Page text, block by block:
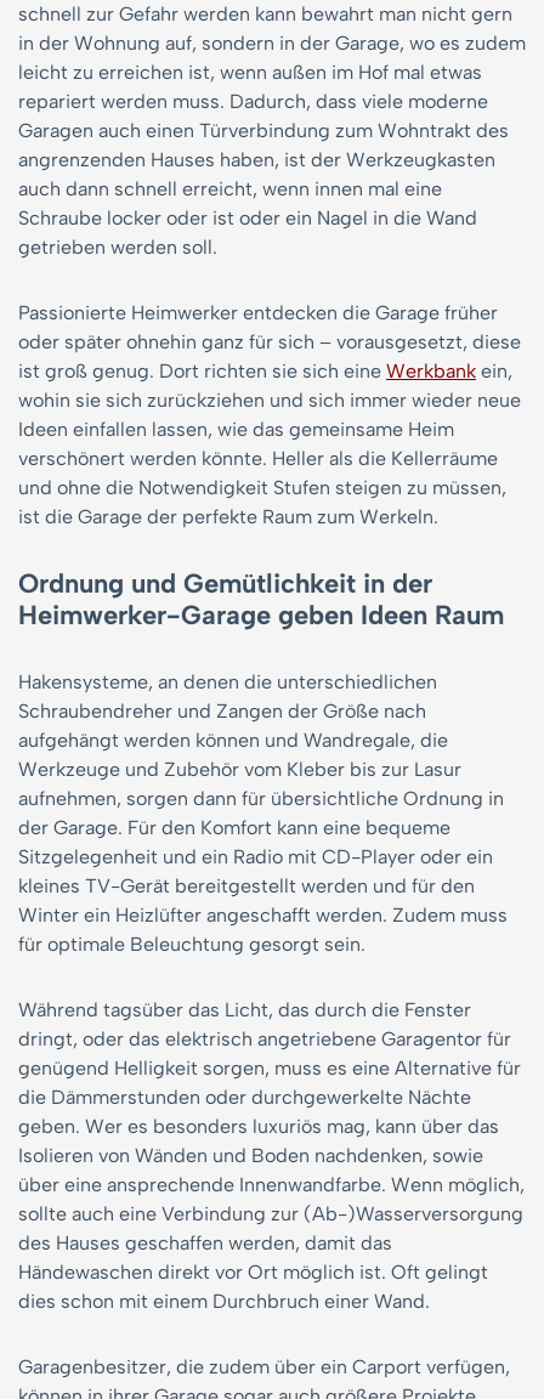
schnell zur Gefahr werden kann bewahrt man nicht gern
in der Wohnung auf, sondern in der Garage, wo es zudem
leicht zu erreichen ist, wenn außen im Hof mal etwas
repariert werden muss. Dadurch, dass viele moderne
Garagen auch einen Türverbindung zum Wohntrakt des
angrenzenden Hauses haben, ist der Werkzeugkasten
auch dann schnell erreicht, wenn innen mal eine
Schraube locker oder ist oder ein Nagel in die Wand
getrieben werden soll.
Passionierte Heimwerker entdecken die Garage früher
oder später ohnehin ganz für sich – vorausgesetzt, diese
ist groß genug. Dort richten sie sich eine Werkbank ein,
wohin sie sich zurückziehen und sich immer wieder neue
Ideen einfallen lassen, wie das gemeinsame Heim
verschönert werden könnte. Heller als die Kellerräume
und ohne die Notwendigkeit Stufen steigen zu müssen,
ist die Garage der perfekte Raum zum Werkeln.
Ordnung und Gemütlichkeit in der
Heimwerker-Garage geben Ideen Raum
Hakensysteme, an denen die unterschiedlichen
Schraubendreher und Zangen der Größe nach
aufgehängt werden können und Wandregale, die
Werkzeuge und Zubehör vom Kleber bis zur Lasur
aufnehmen, sorgen dann für übersichtliche Ordnung in
der Garage. Für den Komfort kann eine bequeme
Sitzgelegenheit und ein Radio mit CD-Player oder ein
kleines TV-Gerät bereitgestellt werden und für den
Winter ein Heizlüfter angeschafft werden. Zudem muss
für optimale Beleuchtung gesorgt sein.
Während tagsüber das Licht, das durch die Fenster
dringt, oder das elektrisch angetriebene Garagentor für
genügend Helligkeit sorgen, muss es eine Alternative für
die Dämmerstunden oder durchgewerkelte Nächte
geben. Wer es besonders luxuriös mag, kann über das
Isolieren von Wänden und Boden nachdenken, sowie
über eine ansprechende Innenwandfarbe. Wenn möglich,
sollte auch eine Verbindung zur (Ab-)Wasserversorgung
des Hauses geschaffen werden, damit das
Händewaschen direkt vor Ort möglich ist. Oft gelingt
dies schon mit einem Durchbruch einer Wand.
Garagenbesitzer, die zudem über ein Carport verfügen,